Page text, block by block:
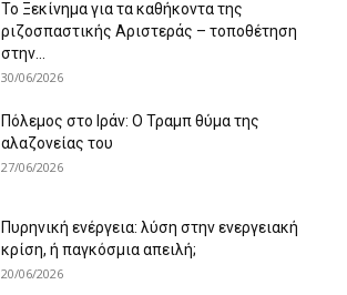
Το Ξεκίνημα για τα καθήκοντα της
ριζοσπαστικής Αριστεράς – τοποθέτηση
στην...
30/06/2026
Πόλεμος στο Ιράν: Ο Τραμπ θύμα της
αλαζονείας του
27/06/2026
Πυρηνική ενέργεια: λύση στην ενεργειακή
κρίση, ή παγκόσμια απειλή;
20/06/2026